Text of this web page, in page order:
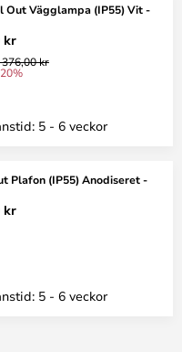
Out Vägglampa (IP55) Vit -
kr
kr
5 - 6 veckor
Plafon (IP55) Anodiseret -
kr
5 - 6 veckor